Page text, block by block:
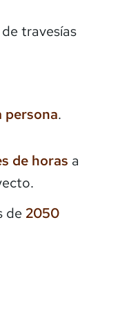
travesías
persona.
de horas a
de 2050